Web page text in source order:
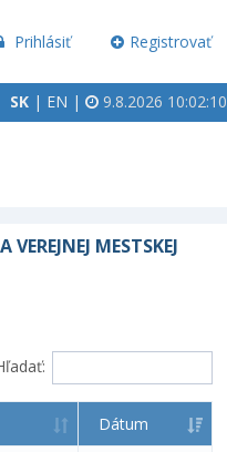
Prihlásiť Registrovať
SK | EN | 9.8.2026 10:02:10
MESTSKEJ
Dátum